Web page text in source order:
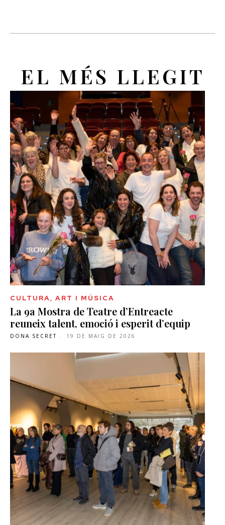
EL MÉS LLEGIT
CULTURA, ART I MÚSICA
La 9a Mostra de Teatre d’Entreacte
reuneix talent, emoció i esperit d’equip
DONA SECRET - 19 DE MAIG DE 2026